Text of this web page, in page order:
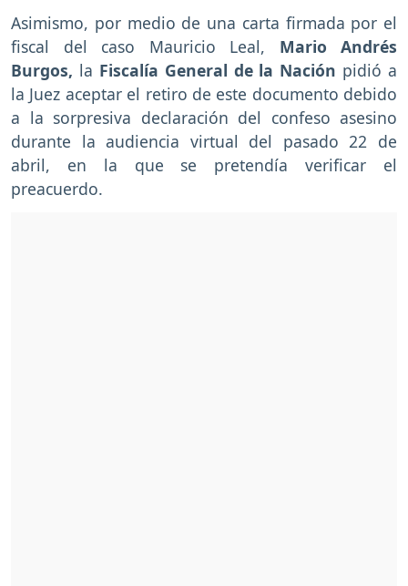
Asimismo, por medio de una carta firmada por el
fiscal del caso Mauricio Leal, Mario Andrés
Burgos, la Fiscalía General de la Nación pidió a
la Juez aceptar el retiro de este documento debido
a la sorpresiva declaración del confeso asesino
durante la audiencia virtual del pasado 22 de
abril, en la que se pretendía verificar el
preacuerdo.